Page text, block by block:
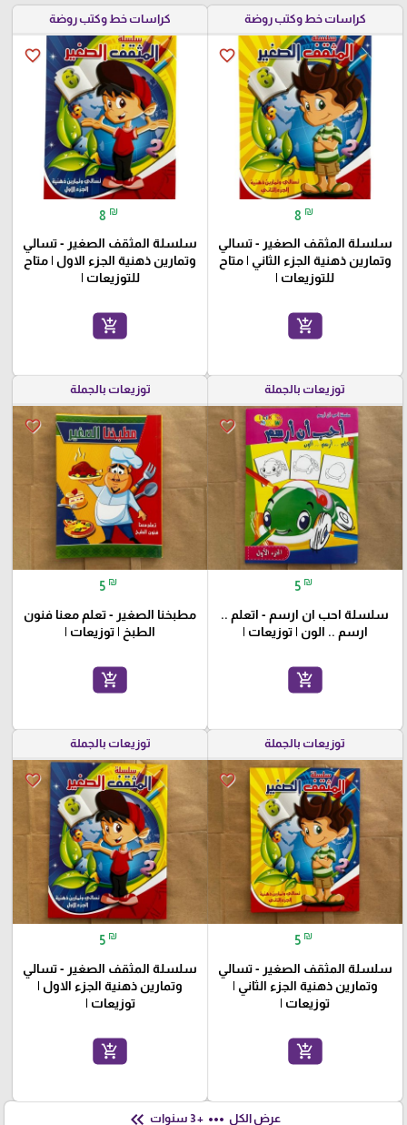
كراسات خط وكتب روضة
favorite_border
8 ₪
سلسلة المثقف الصغير - تسالي
وتمارين ذهنية الجزء الثاني | متاح
للتوزيعات |
add_shopping_cart
كراسات خط وكتب روضة
favorite_border
8 ₪
سلسلة المثقف الصغير - تسالي
وتمارين ذهنية الجزء الاول | متاح
للتوزيعات |
add_shopping_cart
توزيعات بالجملة
favorite_border
5 ₪
سلسلة احب ان ارسم - اتعلم ..
ارسم .. الون | توزيعات |
add_shopping_cart
توزيعات بالجملة
favorite_border
5 ₪
مطبخنا الصغير - تعلم معنا فنون
الطبخ | توزيعات |
add_shopping_cart
توزيعات بالجملة
favorite_border
5 ₪
سلسلة المثقف الصغير - تسالي
وتمارين ذهنية الجزء الثاني |
توزيعات |
add_shopping_cart
توزيعات بالجملة
favorite_border
5 ₪
سلسلة المثقف الصغير - تسالي
وتمارين ذهنية الجزء الاول |
توزيعات |
add_shopping_cart
عرض الكل more_horiz + 3 سنوات keyboard_double_arrow_left